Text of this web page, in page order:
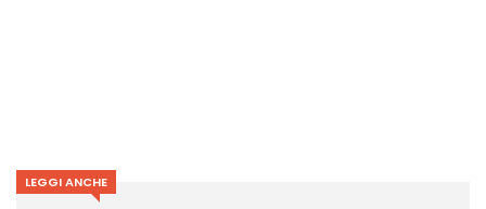
LEGGI ANCHE